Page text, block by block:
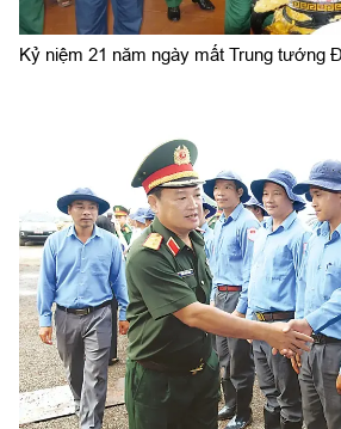
Kỷ niệm 21 năm ngày mất Trung tướng